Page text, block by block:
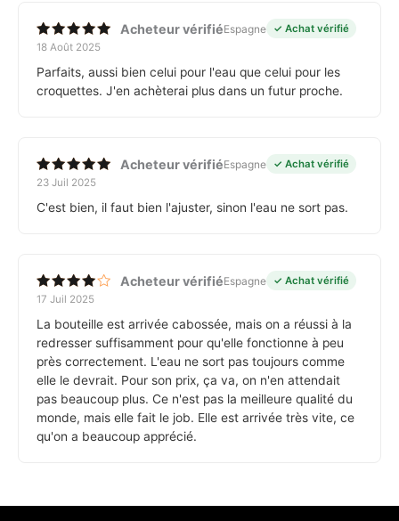
Note 5
Acheteur vérifiéEspagne
✓ Achat vérifié
18 Août 2025
Parfaits, aussi bien celui pour l'eau que celui pour les
croquettes. J'en achèterai plus dans un futur proche.
Note5
Acheteur vérifiéEspagne
✓ Achat vérifié
23 Juil 2025
C'est bien, il faut bien l'ajuster, sinon l'eau ne sort pas.
Note4
Acheteur vérifiéEspagne
✓ Achat vérifié
17 Juil 2025
La bouteille est arrivée cabossée, mais on a réussi à la
redresser suffisamment pour qu'elle fonctionne à peu
près correctement. L'eau ne sort pas toujours comme
elle le devrait. Pour son prix, ça va, on n'en attendait
pas beaucoup plus. Ce n'est pas la meilleure qualité du
monde, mais elle fait le job. Elle est arrivée très vite, ce
qu'on a beaucoup apprécié.